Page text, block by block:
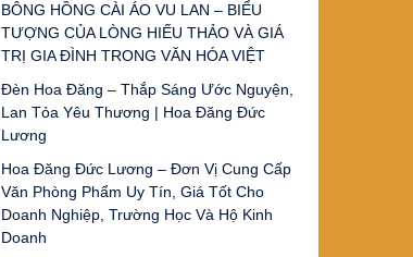
BÔNG HỒNG CÀI ÁO VU LAN – BIỂU
TƯỢNG CỦA LÒNG HIẾU THẢO VÀ GIÁ
TRỊ GIA ĐÌNH TRONG VĂN HÓA VIỆT
Đèn Hoa Đăng – Thắp Sáng Ước Nguyện,
Lan Tỏa Yêu Thương | Hoa Đăng Đức
Lương
Hoa Đăng Đức Lương – Đơn Vị Cung Cấp
Văn Phòng Phẩm Uy Tín, Giá Tốt Cho
Doanh Nghiệp, Trường Học Và Hộ Kinh
Doanh